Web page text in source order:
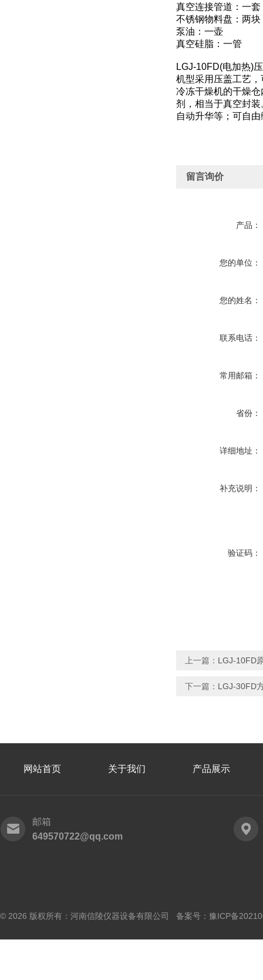
真空连接管道：一套
不锈钢物料盘：两块
泵油：一壶
真空硅脂：一管
LGJ-10FD(电加热)
机型采用压盖工艺
冷冻干燥机的干燥
剂，相当于真空封装
自动升华等；可自
留言询价
产品：
您的单位：
您的姓名：
联系电话：
常用邮箱：
省份：
详细地址：
补充说明：
验证码：
上一篇： LGJ-10FD
下一篇： LGJ-30FD
网站首页 关于我们 产品展示
邮箱
649570722@qq.com
© 2026 版权所有：河南信陵仪器设备有限公司 备案号： 豫ICP备